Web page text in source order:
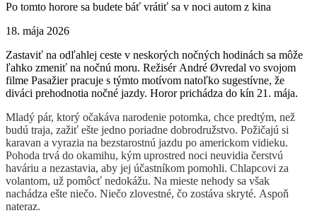
Po tomto horore sa budete báť vrátiť sa v noci autom z kina
18. mája 2026
Zastaviť na odľahlej ceste v neskorých nočných hodinách sa môže
ľahko zmeniť na nočnú moru. Režisér André Øvredal vo svojom
filme Pasažier pracuje s týmto motívom natoľko sugestívne, že
diváci prehodnotia nočné jazdy. Horor prichádza do kín 21. mája.
Mladý pár, ktorý očakáva narodenie potomka, chce predtým, než
budú traja, zažiť ešte jedno poriadne dobrodružstvo. Požičajú si
karavan a vyrazia na bezstarostnú jazdu po americkom vidieku.
Pohoda trvá do okamihu, kým uprostred noci neuvidia čerstvú
haváriu a nezastavia, aby jej účastníkom pomohli. Chlapcovi za
volantom, už pomôcť nedokážu. Na mieste nehody sa však
nachádza ešte niečo. Niečo zlovestné, čo zostáva skryté. Aspoň
nateraz.